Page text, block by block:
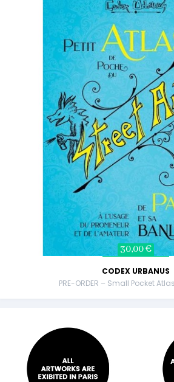
30,00 €
CODEX URBANUS
PRE-ORDER – Small Pocket